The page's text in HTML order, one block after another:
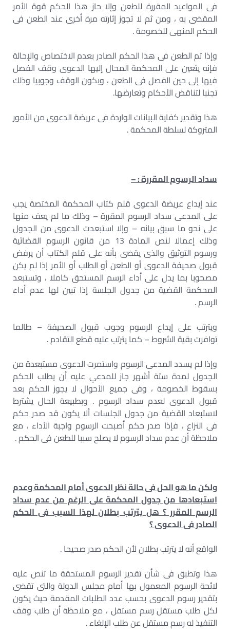
فى المواعيد المقررة للطعن وإلا حاز هذا الحكم قوة الأمر
المقضى به ، ومن ثم لا تجوز إثارته مرة أخرى عند الطعن فى
الحكم المنهى للخصومة .
وإذا تم الطعن فى هذا الحكم الصادر بعدم الاختصاص والإحالة
فإنه يتعين على المحكمة المحال إليها الدعوى وقف الفصل
فيها إلى حين الفصل فى الطعن ، ويكون الوقف وجوبيا وذلك
تجنبا لتناقض الأحكام وتعارضها.
هذا وتقدير كفاية البيانات الواردة فى عريضة الدعوى من الأمور
المتروكة لسلطة المحكمة .
سداد الرسوم المقررة : –
عند إيداع عريضة الدعوى قلم كتاب المحكمة المختصة يجب
على المدعى سداد الرسوم المقررة – وذلك ما لم يعف منها
على نحو ما سبق بيانه – وإلا استبعدت الدعوى من الجدول
وذلك إعمالا لنص المادة 13 من قانون الرسوم القضائية
ورسوم التوثيق والذى يقضى بأنه على قلم الكتاب أن يرفض
قبول صحيفة الدعوى أو الطعن أو الطلب أو الأمر إذا لم يكن
مصحوبا بما يدل على أداء الرسم المستحق كاملا ، وتستبعد
المحكمة القضية من جدول الجلسة إذا تبين لها عدم أداء
الرسم .
ويترتب على إيداع الرسوم وجوب قبول الصحيفة – طالما
توافرت بقية الشروط – كما يترتب عليه قطع التقادم .
وإذا لم يسدد المدعى الرسوم واستمرت الدعوى مستبعدة من
الجدول لمدة ستة أشهر جاز للمدعي عليه أن يطلب الحكم
بسقوط الخصومة ، وفى جميع الأحوال لا يجوز الحكم بعد
قبول الدعوى لعدم سداد الرسوم . وبطبيعة الحال يشترط
لاستبعاد القضية من جدول الجلسات ألا يكون قد صدر حكم
فى النزاع ، فإذا صدر حكم أصبحت الرسوم واجبة الأداء ، مع
ملاحظة أن عدم سداد الرسوم لا يصلح سببا للطعن فى الحكم .
ولكن ما هو الحل فى حالة نظر الدعوى أمام المحكمة وعدم
استبعادها من جدول المحكمة على الرغم من عدم سداد
الرسم المقرر ؟ هل يترتب بطلان لهذا السبب فى الحكم
الصادر فى الدعوى ؟
الواقع أنه لا يترتب بطلان لأن الحكم صدر صحيحا .
هذا وتطبق فى شأن تقدير الرسوم المستحقة ما تنص عليه
لائحة الرسوم المعمول بها أمام مجلس الدولة والتى تقضى
بتقدير رسوم الدعوى بحسب عدد الطلبات المقدمة حيث يكون
لكل طلب مستقل رسم مستقل ، مع ملاحظة أن طلب وقف
التنفيذ له رسم مستقل عن طلب الإلغاء .